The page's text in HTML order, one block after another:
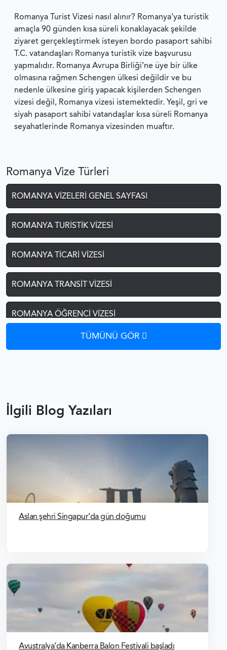
Romanya Turist Vizesi nasıl alınır? Romanya’ya turistik
amaçla 90 günden kısa süreli konaklayacak şekilde
ziyaret gerçekleştirmek isteyen bordo pasaport sahibi
T.C. vatandaşları Romanya turistik vize başvurusu
yapmalıdır. Romanya Avrupa Birliği’ne üye bir ülke
olmasına rağmen Schengen ülkesi değildir ve bu
nedenle ülkesine giriş yapacak kişilerden Schengen
vizesi değil, Romanya vizesi istemektedir. Yeşil, gri ve
siyah pasaport sahibi vatandaşlar kısa süreli Romanya
seyahatlerinde Romanya vizesinden muaftır.
Romanya Vize Türleri
ROMANYA VIZELERI GENEL SAYFASI
ROMANYA TURISTIK VIZESI
ROMANYA TICARI VIZESI
ROMANYA TRANSIT VIZESI
ROMANYA ÖĞRENCI VIZESI
ROMANYA VIZELERI BAŞVURU FORMU
TÜMÜNÜ GÖR
İlgili Blog Yazıları
Aslan şehri Singapur’da gün doğumu
Avustralya’da Kanberra Balon Festivali başladı